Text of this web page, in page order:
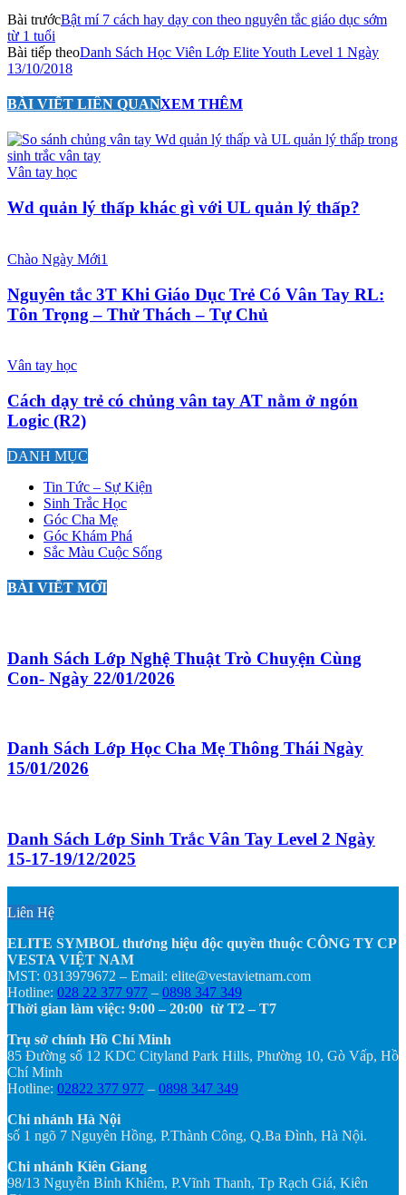
Bài trướcBật mí 7 cách hay dạy con theo nguyên tắc giáo dục sớm
từ 1 tuổi
Bài tiếp theoDanh Sách Học Viên Lớp Elite Youth Level 1 Ngày
13/10/2018
BÀI VIẾT LIÊN QUANXEM THÊM
Vân tay học
Wd quản lý thấp khác gì với UL quản lý thấp?
Chào Ngày Mới1
Nguyên tắc 3T Khi Giáo Dục Trẻ Có Vân Tay RL:
Tôn Trọng – Thử Thách – Tự Chủ
Vân tay học
Cách dạy trẻ có chủng vân tay AT nằm ở ngón
Logic (R2)
DANH MỤC
Tin Tức – Sự Kiện
Sinh Trắc Học
Góc Cha Mẹ
Góc Khám Phá
Sắc Màu Cuộc Sống
BÀI VIẾT MỚI
Danh Sách Lớp Nghệ Thuật Trò Chuyện Cùng
Con- Ngày 22/01/2026
Danh Sách Lớp Học Cha Mẹ Thông Thái Ngày
15/01/2026
Danh Sách Lớp Sinh Trắc Vân Tay Level 2 Ngày
15-17-19/12/2025
Liên Hệ
ELITE SYMBOL thương hiệu độc quyền thuộc CÔNG TY CP
VESTA VIỆT NAM
MST: 0313979672 – Email: elite@vestavietnam.com
Hotline: 028 22 377 977 – 0898 347 349
Thời gian làm việc: 9:00 – 20:00 từ T2 – T7
Trụ sở chính Hồ Chí Minh
85 Đường số 12 KDC Cityland Park Hills, Phường 10, Gò Vấp, Hồ
Chí Minh
Hotline: 02822 377 977 – 0898 347 349
Chi nhánh Hà Nội
số 1 ngõ 7 Nguyên Hồng, P.Thành Công, Q.Ba Đình, Hà Nội.
Chi nhánh Kiên Giang
98/13 Nguyễn Bỉnh Khiêm, P.Vĩnh Thanh, Tp Rạch Giá, Kiên